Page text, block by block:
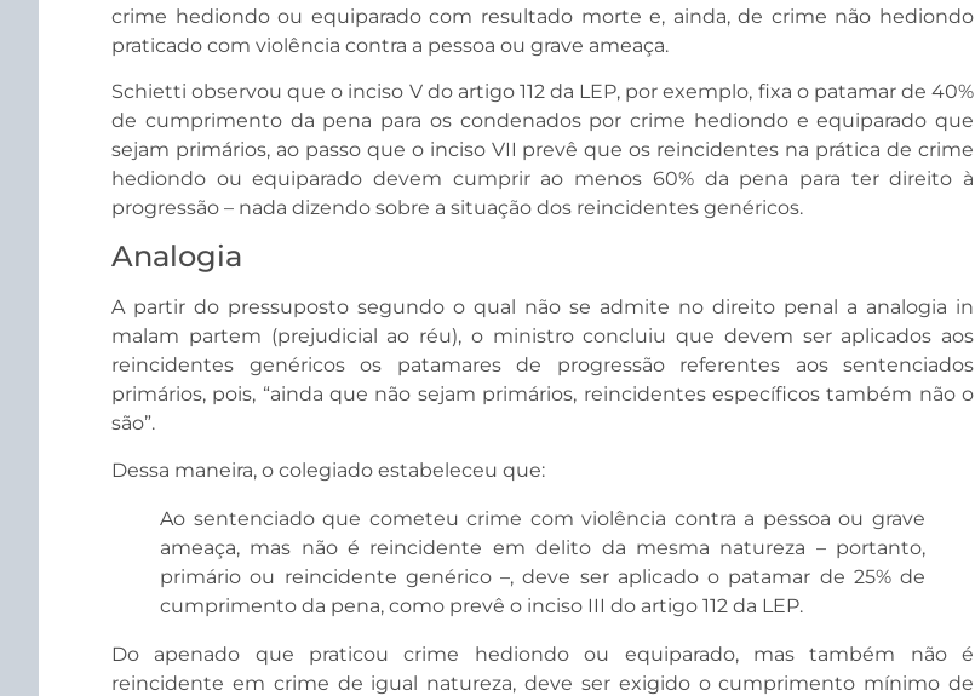
crime hediondo ou equiparado com resultado morte e, ainda, de crime não hediondo
praticado com violência contra a pessoa ou grave ameaça.
Schietti observou que o inciso V do artigo 112 da LEP, por exemplo, fixa o patamar de 40%
de cumprimento da pena para os condenados por crime hediondo e equiparado que
sejam primários, ao passo que o inciso VII prevê que os reincidentes na prática de crime
hediondo ou equiparado devem cumprir ao menos 60% da pena para ter direito à
progressão – nada dizendo sobre a situação dos reincidentes genéricos.
Analogia
A partir do pressuposto segundo o qual não se admite no direito penal a analogia in
malam partem (prejudicial ao réu), o ministro concluiu que devem ser aplicados aos
reincidentes genéricos os patamares de progressão referentes aos sentenciados
primários, pois, “ainda que não sejam primários, reincidentes específicos também não o
são”.
Dessa maneira, o colegiado estabeleceu que:
Ao sentenciado que cometeu crime com violência contra a pessoa ou grave
ameaça, mas não é reincidente em delito da mesma natureza – portanto,
primário ou reincidente genérico –, deve ser aplicado o patamar de 25% de
cumprimento da pena, como prevê o inciso III do artigo 112 da LEP.
Do apenado que praticou crime hediondo ou equiparado, mas também não é
reincidente em crime de igual natureza, deve ser exigido o cumprimento mínimo de